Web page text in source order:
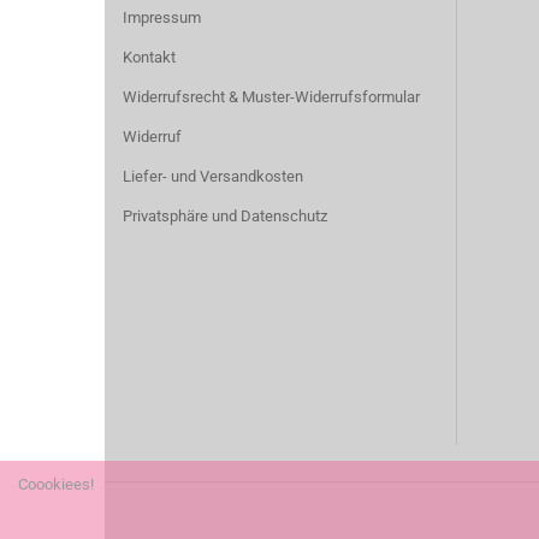
Coookiees!
Impressum
Kontakt
Widerrufsrecht & Muster-Widerrufsformular
Widerruf
Liefer- und Versandkosten
Privatsphäre und Datenschutz